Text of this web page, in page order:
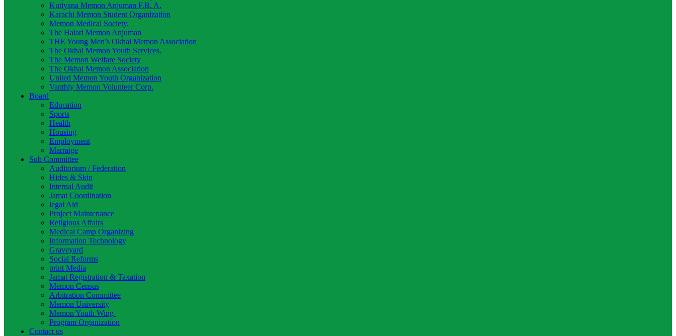
Kutiyana Memon Anjuman F.B. A.
Karachi Memon Student Organization
Memon Medical Society.
The Halari Memon Anjuman
THE Young Men’s Okhai Memon Association
The Okhai Memon Youth Services.
The Memon Welfare Society
The Okhai Memon Association
United Memon Youth Organization
Vanthly Memon Volunteer Corp.
Board
Education
Sports
Health
Housing
Employment
Marraige
Sub Committee
Auditorium / Federation
Hides & Skin
Internal Audit
Jamat Coordination
legal Aid
Project Maintenance
Religious Affairs
Medical Camp Organizing
Information Technology
Graveyard
Social Reforms
print Media
Jamat Registration & Taxation
Memon Census
Arbitration Committee
Memon University
Memon Youth Wing
Program Organization
Contact us